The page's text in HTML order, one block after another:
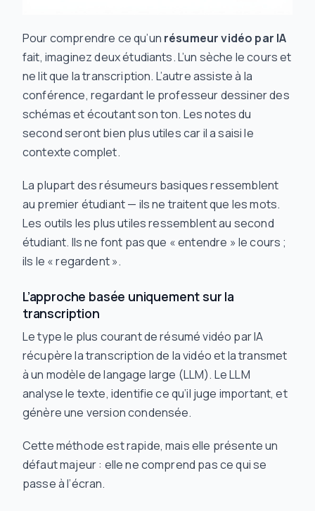
Pour comprendre ce qu’un résumeur vidéo par IA
fait, imaginez deux étudiants. L’un sèche le cours et
ne lit que la transcription. L’autre assiste à la
conférence, regardant le professeur dessiner des
schémas et écoutant son ton. Les notes du
second seront bien plus utiles car il a saisi le
contexte complet.
La plupart des résumeurs basiques ressemblent
au premier étudiant — ils ne traitent que les mots.
Les outils les plus utiles ressemblent au second
étudiant. Ils ne font pas que « entendre » le cours ;
ils le « regardent ».
L’approche basée uniquement sur la
transcription
Le type le plus courant de résumé vidéo par IA
récupère la transcription de la vidéo et la transmet
à un modèle de langage large (LLM). Le LLM
analyse le texte, identifie ce qu’il juge important, et
génère une version condensée.
Cette méthode est rapide, mais elle présente un
défaut majeur : elle ne comprend pas ce qui se
passe à l’écran.